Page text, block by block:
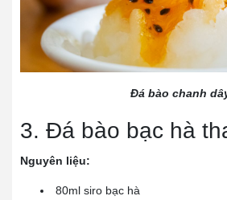
Đá bào chanh
3. Đá bào bạc hà
Nguyên liệu:
80ml siro bạc hà